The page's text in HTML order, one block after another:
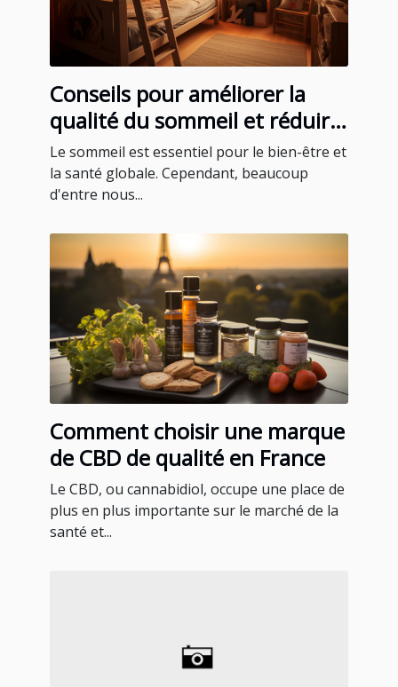
Conseils pour améliorer la
qualité du sommeil et réduire
le ronflement
Le sommeil est essentiel pour le bien-être et
la santé globale. Cependant, beaucoup
d'entre nous...
Comment choisir une marque
de CBD de qualité en France
Le CBD, ou cannabidiol, occupe une place de
plus en plus importante sur le marché de la
santé et...